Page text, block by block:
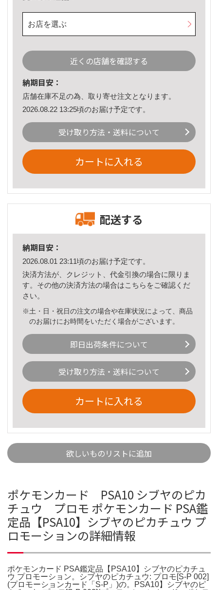
お店を選ぶ
近くの店舗を確認する
納期目安：
店舗在庫不足の為、取り寄せ注文となります。
2026.08.22 13:25頃のお届け予定です。
受け取り方法・送料について
カートに入れる
配送する
納期目安：
2026.08.01 23:11頃のお届け予定です。
決済方法が、クレジット、代金引換の場合に限りま
す。その他の決済方法の場合はこちら をご確認くだ
さい。
※土・日・祝日の注文の場合や在庫状況によって、商品
のお届けにお時間をいただく場合がございます。
即日出荷条件について
受け取り方法・送料について
カートに入れる
欲しいものリストに追加
ポケモンカード PSA10 シブヤのピカ
チュウ プロモ ポケモンカード PSA鑑
定品【PSA10】シブヤのピカチュウ プ
ロモーションの詳細情報
ポケモンカード PSA鑑定品【PSA10】シブヤのピカチュ
ウ プロモーション。シブヤのピカチュウ: プロモ[S-P 002]
(プロモーションカード「S-P」)の。PSA10】シブヤのピ